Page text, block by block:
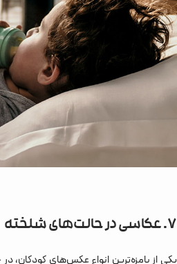
7. عکاسی در حالت‌های شلخته
یکی از بامزه‌ترین انواع عکس‌های کودکان،